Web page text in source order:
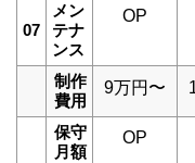
07
メン
テナ
ンス
OP
制作
費用
9万円〜
保守
月額
OP